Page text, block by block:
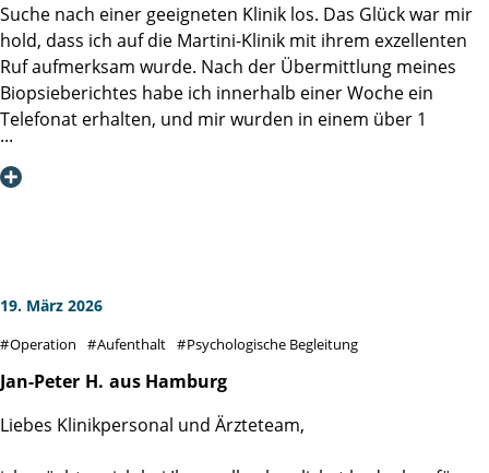
Dr. G. Grübler
Katheters sofort kontinent war. Das hat mir persönlich
sehr viel Sicherheit und Zuversicht gegeben.
Ich möchte vor allem anderen jüngeren Betroffenen Mut
machen: Auch wenn die Diagnose erst einmal ein Schock
Suche nach einer geeigneten Klinik los. Das Glück war mir
hold, dass ich auf die Martini-Klinik mit ihrem exzellenten
Ruf aufmerksam wurde. Nach der Übermittlung meines
Biopsieberichtes habe ich innerhalb einer Woche ein
Telefonat erhalten, und mir wurden in einem über 1
Stunde dauernden Beratungsgespräch alle Fragen
vollumfänglich beantwortet. Am 1. April 2026 wurde mir
Meine Frau wurde nach der OP von Prof. Dr. Salomon über
ich die Aufwachstation verlassen habe. Ein solch netter und
fürsorglicher Umgang mit dem Patienten und seinen
Aufgrund meiner Vorerkrankungen wurden besonders
19. März 2026
Operation Aufenthalt Psychologische Begleitung
Jan-Peter H. aus Hamburg
Liebes Klinikpersonal und Ärzteteam,